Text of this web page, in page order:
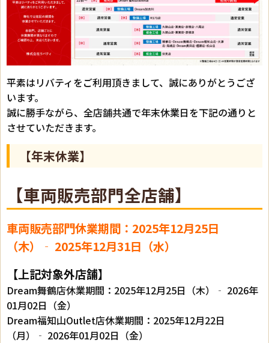
平素はリバティをご利用頂きまして、誠にありがとうござ
います。
誠に勝手ながら、全店舗共通で年末休業日を下記の通りと
させていただきます。
【年末休業】
【車両販売部門全店舗】
車両販売部門休業期間：2025年12月25日
（木）‐ 2025年12月31日（水）
【上記対象外店舗】
Dream舞鶴店休業期間：2025年12月25日（木）‐ 2026年
01月02日（金）
Dream福知山Outlet店休業期間：2025年12月22日
（月）‐ 2026年01月02日（金）